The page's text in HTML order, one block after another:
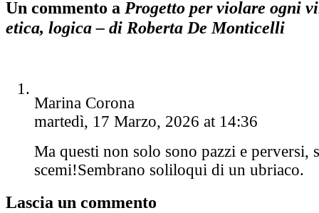
Un commento a Progetto per violare ogni
etica, logica – di Roberta De Monticelli
Marina Corona
martedì, 17 Marzo, 2026 at 14:36
Ma questi non solo sono pazzi e perversi,
scemi!Sembrano soliloqui di un ubriaco.
Lascia un commento